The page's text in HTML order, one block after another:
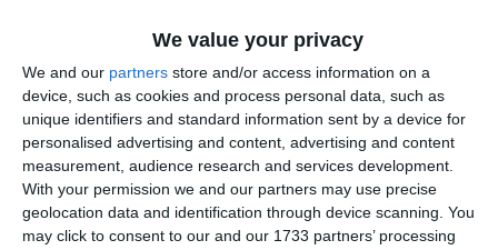
We value your privacy
We and our partners store and/or access information on a
device, such as cookies and process personal data, such as
unique identifiers and standard information sent by a device for
personalised advertising and content, advertising and content
measurement, audience research and services development.
With your permission we and our partners may use precise
geolocation data and identification through device scanning. You
may click to consent to our and our 1733 partners’ processing